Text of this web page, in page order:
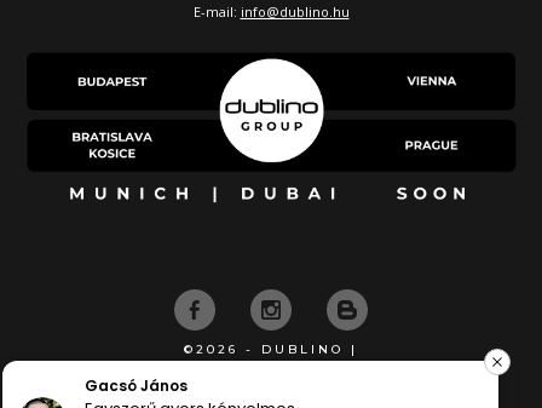
E-mail: info@dublino.hu
©2026 - DUBLINO |
József Csurgai